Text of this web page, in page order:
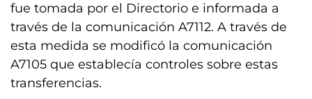
fue tomada por el Directorio e informada a
través de la comunicación A7112. A través de
esta medida se modificó la comunicación
A7105 que establecía controles sobre estas
transferencias.